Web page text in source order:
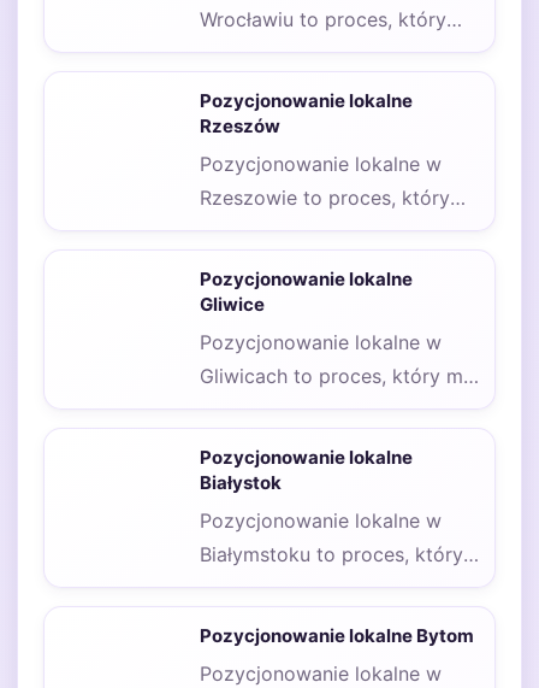
Wrocławiu to proces, który
wymaga zastosowania
różnych strategii, aby
skutecznie dotrzeć do…
Pozycjonowanie lokalne
Rzeszów
Pozycjonowanie lokalne w
Rzeszowie to proces, który
ma na celu zwiększenie
widoczności firmy w
wynikach…
Pozycjonowanie lokalne
Gliwice
Pozycjonowanie lokalne w
Gliwicach to proces, który ma
na celu zwiększenie
widoczności firm w
wynikach…
Pozycjonowanie lokalne
Białystok
Pozycjonowanie lokalne w
Białymstoku to proces, który
wymaga uwzględnienia wielu
kluczowych elementów, aby
Pozycjonowanie lokalne Bytom
Pozycjonowanie lokalne w